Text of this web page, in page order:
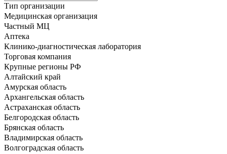
Тип организации
Медицинская организация
Частный МЦ
Аптека
Клинико-диагностическая лаборатория
Торговая компания
Крупные регионы РФ
Алтайский край
Амурская область
Архангельская область
Астраханская область
Белгородская область
Брянская область
Владимирская область
Волгоградская область